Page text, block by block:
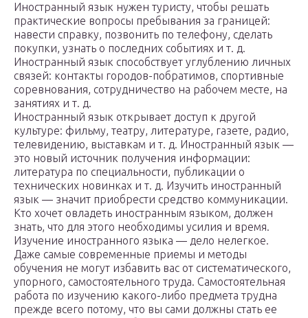
Иностранный язык нужен туристу, чтобы решать
практические вопросы пребывания за границей:
навести справку, позвонить по телефону, сделать
покупки, узнать о последних событиях и т. д.
Иностранный язык способствует углублению личных
связей: контакты городов-побратимов, спортивные
соревнования, сотрудничество на рабочем месте, на
занятиях и т. д.
Иностранный язык открывает доступ к другой
культуре: фильму, театру, литературе, газете, радио,
телевидению, выставкам и т. д. Иностранный язык —
это новый источник получения информации:
литература по специальности, публикации о
технических новинках и т. д. Изучить иностранный
язык — значит приобрести средство коммуникации.
Кто хочет овладеть иностранным языком, должен
знать, что для этого необходимы усилия и время.
Изучение иностранного языка — дело нелегкое.
Даже самые современные приемы и методы
обучения не могут избавить вас от систематического,
упорного, самостоятельного труда. Самостоятельная
работа по изучению какого-либо предмета трудна
прежде всего потому, что вы сами должны стать ее